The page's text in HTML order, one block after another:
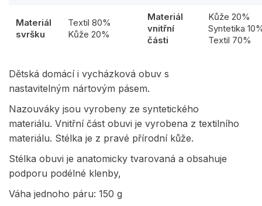
Materiál
svršku
Textil 80%
Kůže 20%
Materiál
vnitřní
části
Kůže 20%
Syntetika
Textil 70%
Dětská domácí i vycházková obuv s
nastavitelným nártovým pásem.
Nazouváky jsou vyrobeny ze syntetického
materiálu. Vnitřní část obuvi je vyrobena z textilního
materiálu. Stélka je z pravé přírodní kůže.
Stélka obuvi je anatomicky tvarovaná a obsahuje
podporu podélné klenby,
Váha jednoho páru: 150 g